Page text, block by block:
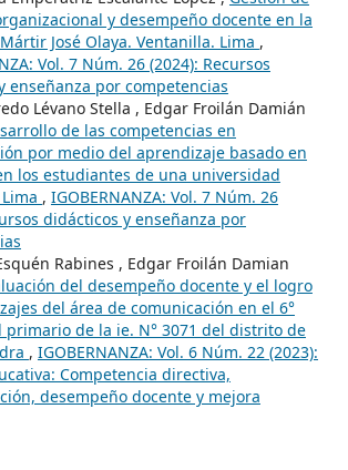
y desempeño docente en la
José Olaya. Ventanilla. Lima ,
Vol. 7 Núm. 26 (2024): Recursos
enseñanza por competencias
Lévano Stella , Edgar Froilán Damián
de las competencias en
por medio del aprendizaje basado en
los estudiantes de una universidad
, IGOBERNANZA: Vol. 7 Núm. 26
didácticos y enseñanza por
Rabines , Edgar Froilán Damian
del desempeño docente y el logro
del área de comunicación en el 6°
primario de la ie. N° 3071 del distrito de
, IGOBERNANZA: Vol. 6 Núm. 22 (2023):
Competencia directiva,
desempeño docente y mejora